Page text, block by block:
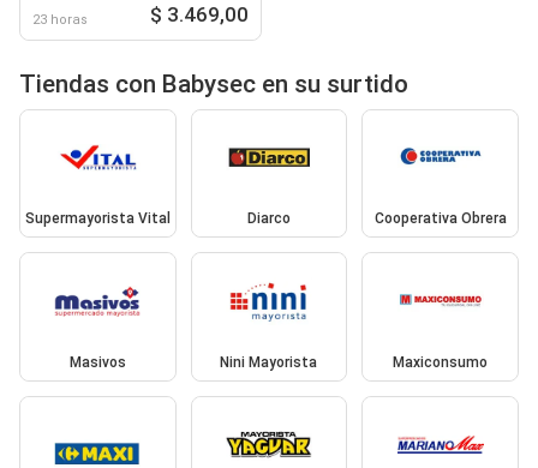
23 horas $ 3.469,00
Tiendas con Babysec en su surtido
Supermayorista Vital Diarco Cooperativa Obrera
Masivos Nini Mayorista Maxiconsumo